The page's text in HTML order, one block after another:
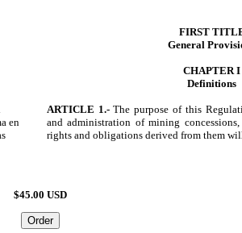
FIRST
General
CHAPTER I
Definitions
en
ARTICLE 1.-The purpose of this
and administration of mining
rights and obligations derived from them
$45.00 USD